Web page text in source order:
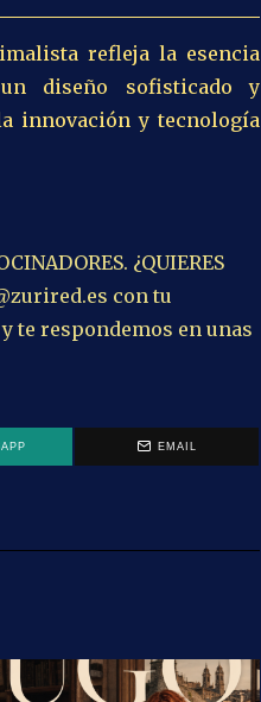
refleja la esencia
un diseño sofisticado y
innovación y tecnología
¿QUIERES
con tu
te respondemos en unas
EMAIL